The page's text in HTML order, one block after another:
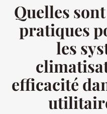
Quelles
pratiques
les
efficacité